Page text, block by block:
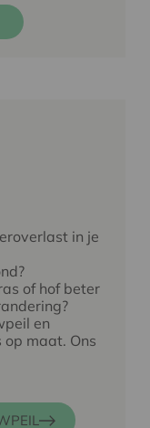
in je
of hof beter
en
op maat. Ons